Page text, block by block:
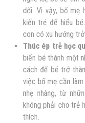
dối. Vì vậy, bố mẹ
kiến trẻ để hiểu
con có xu hướng trở
Thúc ép trẻ học
biến bé thành một
cách để bé trở
việc bố mẹ cần
nhẹ nhàng, từ
không phải cho trẻ
thích.